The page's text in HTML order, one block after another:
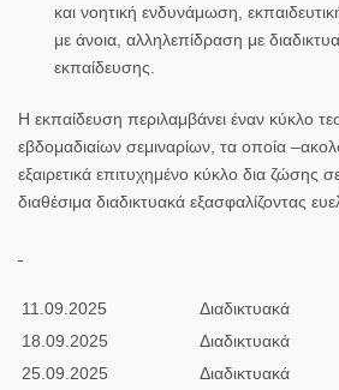
και νοητική ενδυνάμωση,
με άνοια, αλληλεπίδραση με
εκπαίδευσης.
Η εκπαίδευση περιλαμβάνει έναν κύκλο
εβδομαδιαίων σεμιναρίων, τα οποία
εξαιρετικά επιτυχημένο κύκλο δια ζώσης
διαθέσιμα διαδικτυακά εξασφαλίζοντας
11.09.2025 Διαδικτυακά
18.09.2025
Διαδικτυακά
25.09.2025
Διαδικτυακά